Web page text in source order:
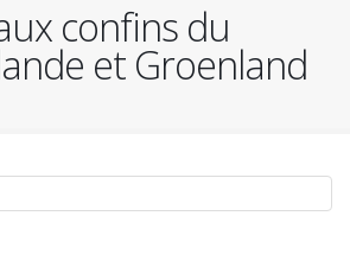
confins du
et Groenland